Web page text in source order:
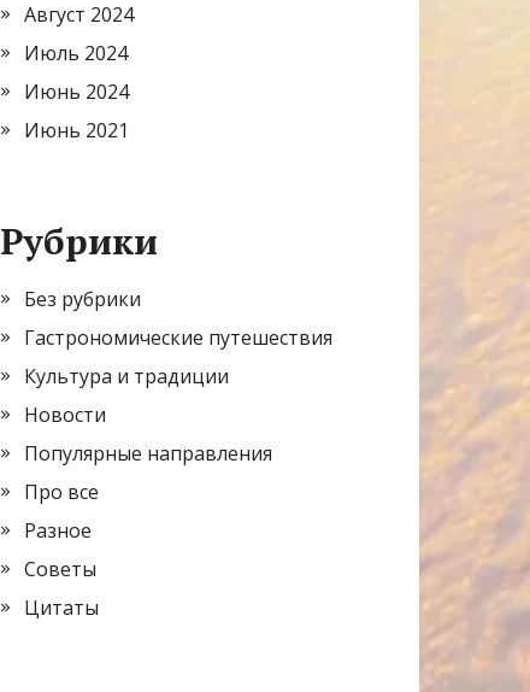
Август 2024
Июль 2024
Июнь 2024
Июнь 2021
Рубрики
Без рубрики
Гастрономические путешествия
Культура и традиции
Новости
Популярные направления
Про все
Разное
Советы
Цитаты